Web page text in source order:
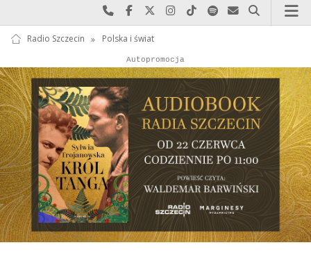
Najlepiej po prostu do nas zadzwoń
Odwiedź nas na Facebook-u
Odwiedź nas na X
Odwiedź nas na Instagram-ie
Odwiedź nas na TikTok-u
Szukaj nas na Spotify
Wyślij do nas
Szukaj
Radio Szczecin » Polska i świat
Reklama
Autopromocja